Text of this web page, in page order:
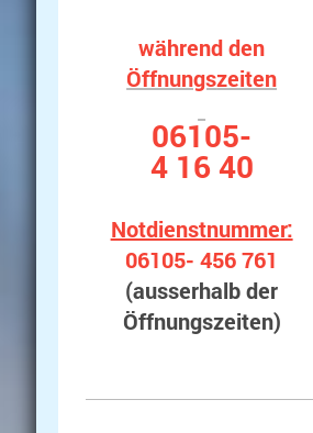
währendden
Öffnungszeiten
06105-
4 16 40
Notdienstnummer:
06105- 456 761
(ausserhalb der
Öffnungszeiten)